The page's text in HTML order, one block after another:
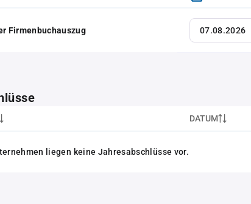
Firmenbuchauszug
DATUM
liegen keine Jahresabschlüsse vor.